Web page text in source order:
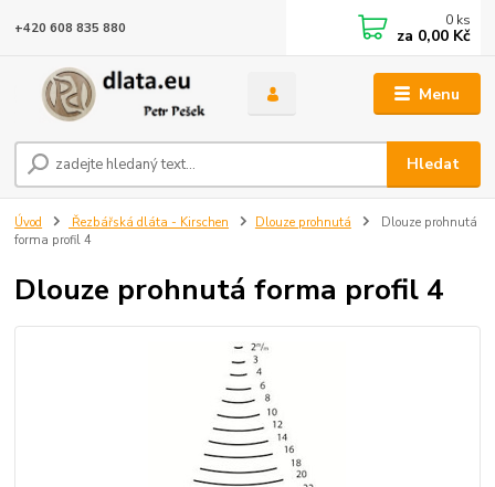
Menu
Hledat
+420 608 835 880 0 ks
za 0,00 Kč
Úvod Řezbářská dláta - Kirschen Dlouze prohnutá
Dlouze prohnutá
forma profil 4
Dlouze prohnutá forma profil 4